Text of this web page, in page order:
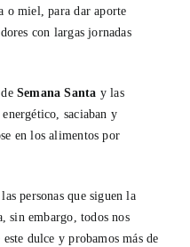
o miel, para dar aporte
con largas jornadas
Semana Santa y las
saciaban y
en los alimentos por
personas que siguen la
sin embargo, todos nos
dulce y probamos más de